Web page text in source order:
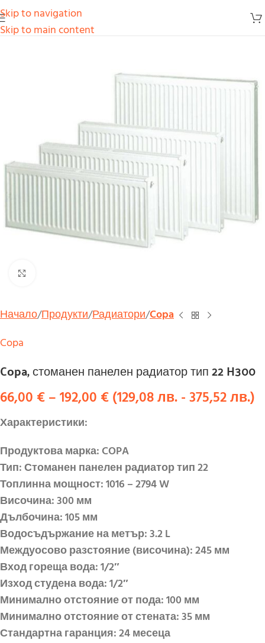
Skip to navigation
Skip to main content
Начало Продукти Радиатори Copa
Copa
Copa, стоманен панелен радиатор тип 22 H300
66,00 €–192,00 €(129,08лв.-375,52лв.)
Характеристики:
Продуктова марка: COPA
Тип: Стоманен панелен радиатор тип 22
Топлинна мощност: 1016 – 2794 W
Височина: 300 мм
Дълбочина: 105 мм
Водосъдържание на метър: 3.2 L
Междуосово разстояние (височина): 245 мм
Вход гореща вода: 1/2″
Изход студена вода: 1/2″
Минимално отстояние от пода: 100 мм
Минимално отстояние от стената: 35 мм
Стандартна гаранция: 24 месеца